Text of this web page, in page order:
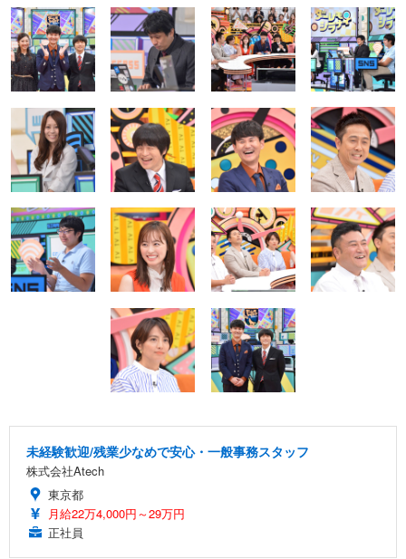
未経験歓迎/残業少なめで安心・一般事務スタッフ
株式会社Atech
東京都
月給22万4,000円～29万円
正社員